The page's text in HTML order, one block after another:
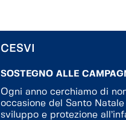
CESVI
SOSTEGNO ALLE
Ogni anno cerchiamo di
occasione del Santo
sviluppo e protezione